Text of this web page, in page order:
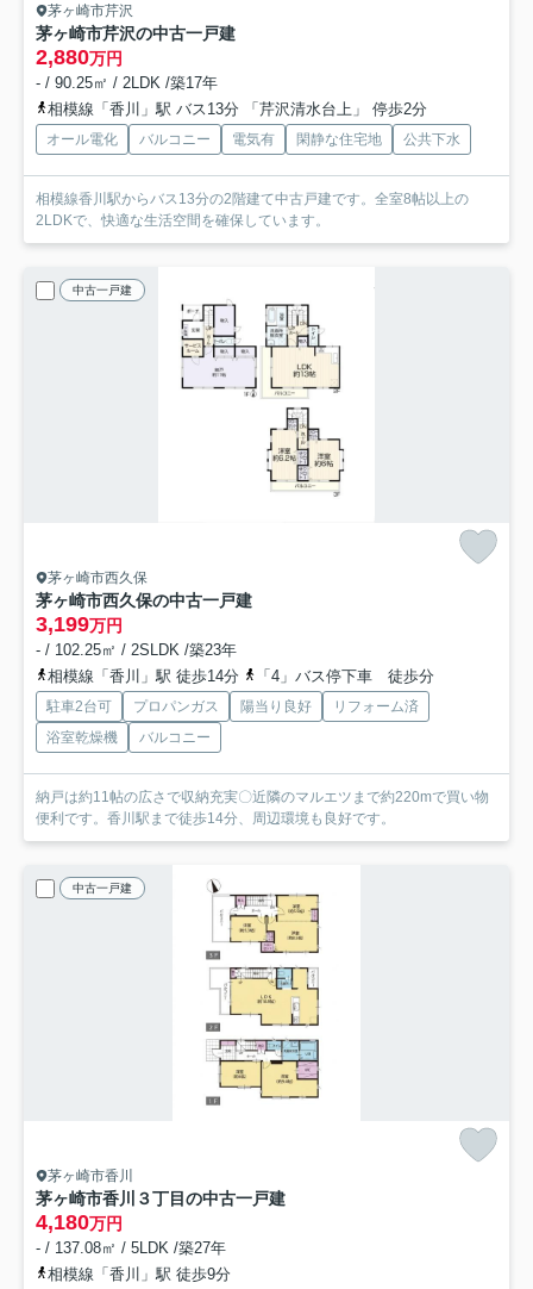
茅ヶ崎市芹沢
茅ヶ崎市芹沢の中古一戸建
2,880万円
- / 90.25㎡ / 2LDK /築17年
相模線「香川」駅 バス13分 「芹沢清水台上」 停歩2分
オール電化 バルコニー 電気有 閑静な住宅地 公共下水
相模線香川駅からバス13分の2階建て中古戸建です。全室8帖以上の
2LDKで、快適な生活空間を確保しています。
中古一戸建
茅ヶ崎市西久保
茅ヶ崎市西久保の中古一戸建
3,199万円
- / 102.25㎡ / 2SLDK /築23年
相模線「香川」駅 徒歩14分
「4」バス停下車 徒歩分
駐車2台可 プロパンガス 陽当り良好
リフォーム済
浴室乾燥機
バルコニー
納戸は約11帖の広さで収納充実〇近隣のマルエツまで約220mで買い物
便利です。香川駅まで徒歩14分、周辺環境も良好です。
中古一戸建
茅ヶ崎市香川
茅ヶ崎市香川３丁目の中古一戸建
4,180万円
- / 137.08㎡ / 5LDK /築27年
相模線「香川」駅 徒歩9分